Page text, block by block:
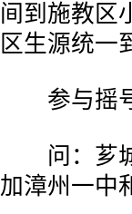
间到施教区
区生源统一
参与摇号
问：芗城
加漳州一中